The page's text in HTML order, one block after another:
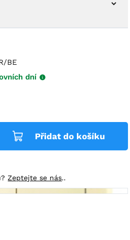
BE
dní
Přidat do košíku
Zeptejte se nás..